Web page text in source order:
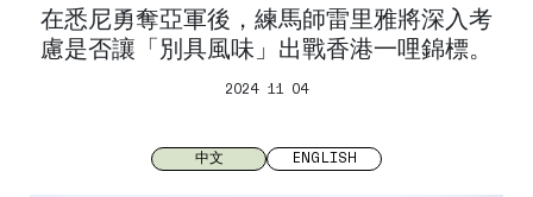
在悉尼勇奪亞軍後，練馬師雷里雅將深入考
慮是否讓「別具風味」出戰香港一哩錦標。
2024 11 04
中文 ENGLISH